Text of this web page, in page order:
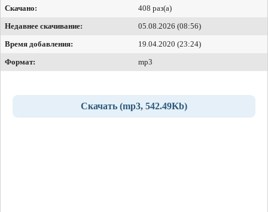
Скачано:
408 раз(а)
Недавнее скачивание:
05.08.2026 (08:56)
Время добавления:
19.04.2020 (23:24)
Формат:
mp3
Скачать (mp3, 542.49Kb)